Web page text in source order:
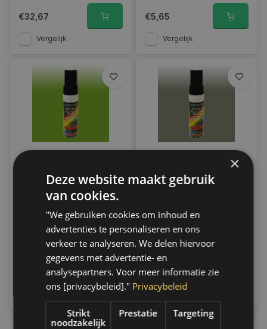
€32,67
Vergelijk
€5,65
Vergelijk
Motip Kompakt Lakstift
Groen (944400) - 12 ml
Only 10 left
Indien voorradig, verzending
binnen 2 a 3 werkdagen.
Boven de 50,- gratis
Motip Kompakt Lakstift
Groen (944130) - 12 ml
Op voorraad
binnen 2 a 3 werkdagen.
Boven de 50,- gratis
€8,35
×
Deze website maakt gebruik
van cookies.
"We gebruiken cookies om inhoud en
advertenties te personaliseren en ons
verkeer te analyseren. We delen hiervoor
gegevens met advertentie- en
analysepartners. Voor meer informatie zie
ons [privacybeleid]." Privacybeleid
Strikt
noodzakelijk
Prestatie Targeting